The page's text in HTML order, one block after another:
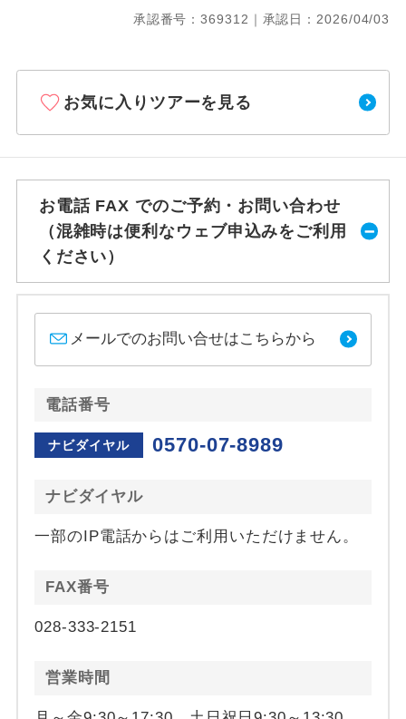
承認番号：369312｜承認日：2026/04/03
お気に入りツアーを見る
お電話 FAX でのご予約・お問い合わせ
（混雑時は便利なウェブ申込みをご利用
ください）
メールでのお問い合せはこちらから
電話番号
ナビダイヤル 0570-07-8989
ナビダイヤル
一部のIP電話からはご利用いただけません。
FAX番号
028-333-2151
営業時間